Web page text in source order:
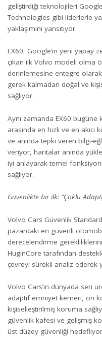
geliştirdiği teknolojileri
Technologies gibi liderlerle
yaklaşımını yansıtıyor.
EX60, Google’ın yeni yapay
çıkan ilk Volvo modeli olma
derinlemesine entegre
gerek kalmadan doğal ve
sağlıyor.
Aynı zamanda EX60
arasında en hızlı ve en akıcı
ve anında tepki veren bilgi-
veriyor, haritalar anında
iyi anlayarak temel
sağlıyor.
Güvenlikte bir ilk: “Çoklu
Volvo Cars Güvenlik
pazardaki en güvenli
derecelendirme
HuginCore tarafından
çevreyi sürekli analiz ederek
Volvo Cars’ın dünyada seri
adaptif emniyet kemeri, ön
kişiselleştirilmiş koruma
güvenlik kafesi ve gelişmiş
üst düzey güvenliği